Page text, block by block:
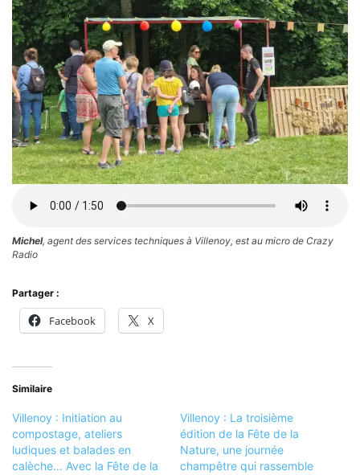
Michel, agent des services techniques à Villenoy, est au micro de Crazy
Radio
Partager :
Facebook X
Similaire
Villenoy : Initiation au
compostage, ateliers
ludiques et balades en
calèche… Avec la Fête de la
Villenoy : La troisième
édition de la Fête de la
Nature, une journée
champêtre qui rassemble